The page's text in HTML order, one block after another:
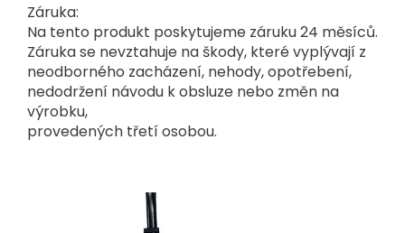
Záruka:
Na tento produkt poskytujeme záruku 24 měsíců.
Záruka se nevztahuje na škody, které vyplývají z
neodborného zacházení, nehody, opotřebení,
nedodržení návodu k obsluze nebo změn na
výrobku,
provedených třetí osobou.